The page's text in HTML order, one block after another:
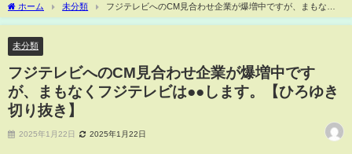
ホーム 未分類
フジテレビへのCM見合わせ企業が爆増中ですが、まもなく
フジテレビは●●します。【ひろゆき 切り抜き】
未分類
フジテレビへのCM見合わせ企業が爆増中です
が、まもなくフジテレビは●●します。【ひろゆき
切り抜き】
2025年1月22日 2025年1月22日